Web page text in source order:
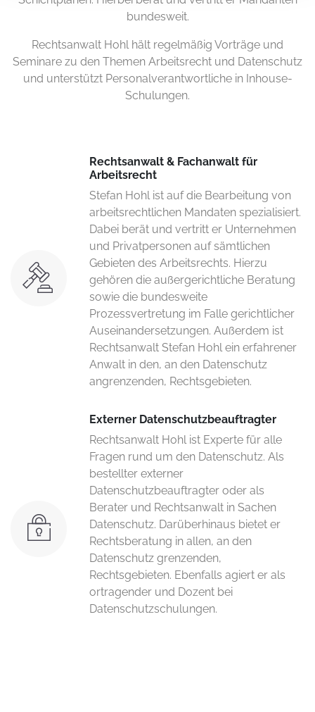
bundesweit.
Rechtsanwalt Hohl hält regelmäßig Vorträge und
Seminare zu den Themen Arbeitsrecht und Datenschutz
und unterstützt Personalverantwortliche in Inhouse-
Schulungen.
Rechtsanwalt & Fachanwalt für
Arbeitsrecht
Stefan Hohl ist auf die Bearbeitung von
arbeitsrechtlichen Mandaten spezialisiert.
Dabei berät und vertritt er Unternehmen
und Privatpersonen auf sämtlichen
Gebieten des Arbeitsrechts. Hierzu
gehören die außergerichtliche Beratung
sowie die bundesweite
Prozessvertretung im Falle gerichtlicher
Auseinandersetzungen. Außerdem ist
Rechtsanwalt Stefan Hohl ein erfahrener
Anwalt in den, an den Datenschutz
angrenzenden, Rechtsgebieten.
Externer Datenschutzbeauftragter
Rechtsanwalt Hohl ist Experte für alle
Fragen rund um den Datenschutz. Als
bestellter externer
Datenschutzbeauftragter oder als
Berater und Rechtsanwalt in Sachen
Datenschutz. Darüberhinaus bietet er
Rechtsberatung in allen, an den
Datenschutz grenzenden,
Rechtsgebieten. Ebenfalls agiert er als
ortragender und Dozent bei
Datenschutzschulungen.